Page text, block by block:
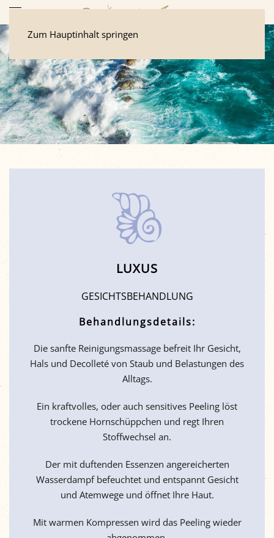
Zum Hauptinhalt springen
LUXUS
GESICHTSBEHANDLUNG
Behandlungsdetails:
Die sanfte Reinigungsmassage befreit Ihr Gesicht,
Hals und Decolleté von Staub und Belastungen des
Alltags.
Ein kraftvolles, oder auch sensitives Peeling löst
trockene Hornschüppchen und regt Ihren
Stoffwechsel an.
Der mit duftenden Essenzen angereicherten
Wasserdampf befeuchtet und entspannt Gesicht
und Atemwege und öffnet Ihre Haut.
Mit warmen Kompressen wird das Peeling wieder